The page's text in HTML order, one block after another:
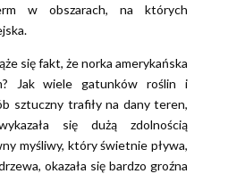
w obszarach, na których
się fakt, że norka amerykańska
Jak wiele gatunków roślin i
sztuczny trafiły na dany teren,
się dużą zdolnością
myśliwy, który świetnie pływa,
okazała się bardzo groźna